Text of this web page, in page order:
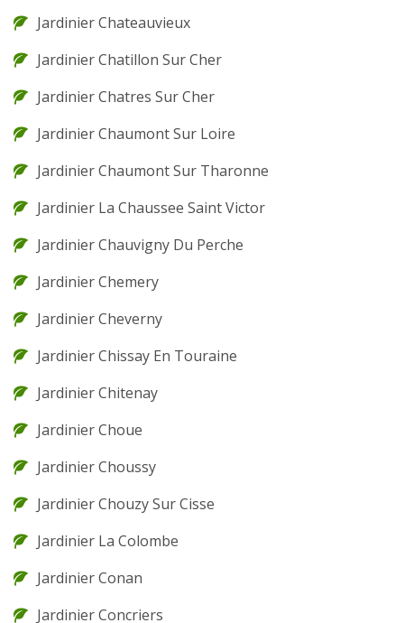
Jardinier Chateauvieux
Jardinier Chatillon Sur Cher
Jardinier Chatres Sur Cher
Jardinier Chaumont Sur Loire
Jardinier Chaumont Sur Tharonne
Jardinier La Chaussee Saint Victor
Jardinier Chauvigny Du Perche
Jardinier Chemery
Jardinier Cheverny
Jardinier Chissay En Touraine
Jardinier Chitenay
Jardinier Choue
Jardinier Choussy
Jardinier Chouzy Sur Cisse
Jardinier La Colombe
Jardinier Conan
Jardinier Concriers